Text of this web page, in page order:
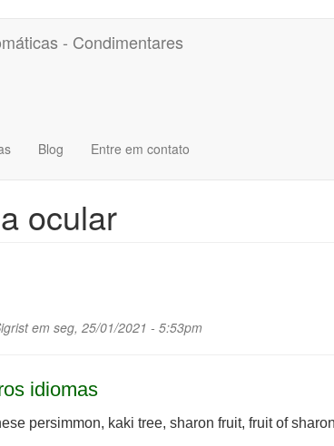
- Condimentares
Blog Entre em contato
ocular
em seg, 25/01/2021 - 5:53pm
idiomas
persimmon, kaki tree, sharon fruit, fruit of